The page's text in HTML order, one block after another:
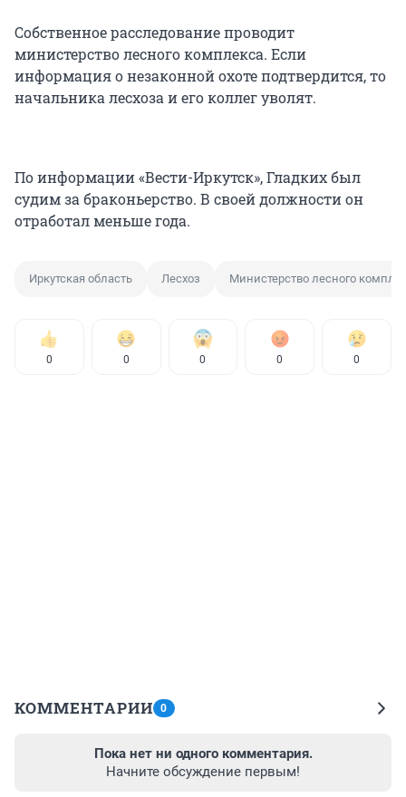
Собственное расследование проводит
министерство лесного комплекса. Если
информация о незаконной охоте подтвердится, то
начальника лесхоза и его коллег уволят.
По информации «Вести-Иркутск», Гладких был
судим за браконьерство. В своей должности он
отработал меньше года.
Иркутская область Лесхоз Министерство лесного
0 0 0 0 0
КОММЕНТАРИИ 0
Пока нет ни одного комментария.
Начните обсуждение первым!